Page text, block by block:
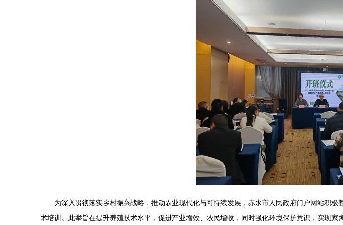
为深入贯彻落实乡村振兴战略，推动农业现代化与可持续发展，赤水市人民政府门户网站积
术培训。此举旨在提升养殖技术水平，促进产业增效、农民增收，同时强化环境保护意识，实现家